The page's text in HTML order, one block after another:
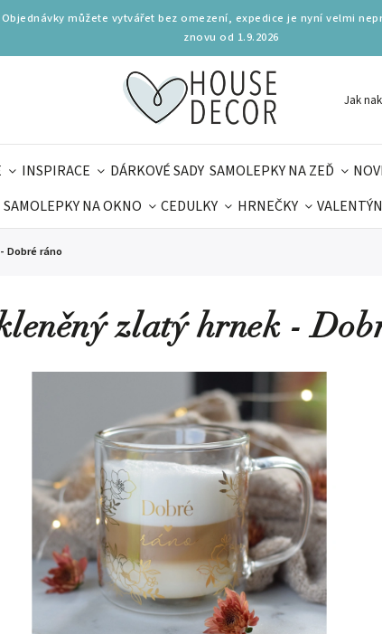
můžete vytvářet bez omezení, expedice je nyní velmi
znovu od 1.9.2026
Jak
INSPIRACE DÁRKOVÉ SADY SAMOLEPKY NA ZEĎ
SAMOLEPKY NA OKNO CEDULKY HRNEČKY VALENTÝN
Dobré ráno
zlatý hrnek -